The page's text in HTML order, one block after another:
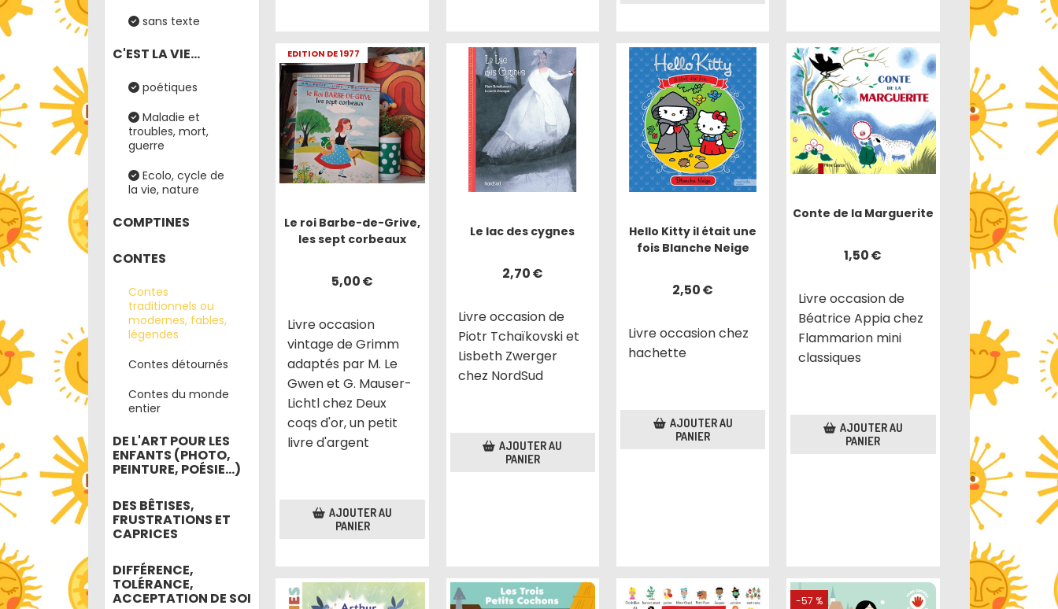
sans texte
C'EST LA VIE...
poétiques
Maladie et
troubles, mort,
guerre
Ecolo, cycle de
la vie, nature
COMPTINES
CONTES
Contes
traditionnels ou
modernes, fables,
légendes
Contes détournés
Contes du monde
entier
DE L'ART POUR LES
ENFANTS (PHOTO,
PEINTURE, POÉSIE...)
DES BÊTISES,
FRUSTRATIONS ET
CAPRICES
DIFFÉRENCE,
TOLÉRANCE,
ACCEPTATION DE SOI
EDITION DE 1977
Le roi Barbe-de-Grive,
les sept corbeaux
5,00€
Livre occasion
vintage de Grimm
adaptés par M. Le
Gwen et G. Mauser-
Lichtl chez Deux
coqs d'or, un petit
livre d'argent
AJOUTER AU
PANIER
Le lac des cygnes
2,70€
Livre occasion de
Piotr Tchaïkovski et
Lisbeth Zwerger
chez NordSud
AJOUTER AU
PANIER
Hello Kitty il était une
fois Blanche Neige
2,50€
Livre occasion chez
hachette
AJOUTER AU
PANIER
Conte de la Marguerite
1,50€
Livre occasion de
Béatrice Appia chez
Flammarion mini
classiques
AJOUTER AU
PANIER
-57 %